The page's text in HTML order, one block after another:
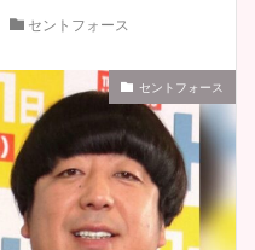
セントフォース
セントフォース